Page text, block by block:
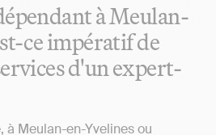
à Meulan-
ce impératif de
d'un expert-
Meulan-en-Yvelines ou